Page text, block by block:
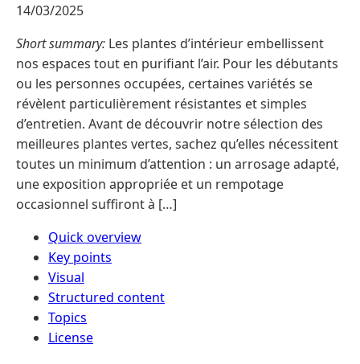
14/03/2025
Short summary: Les plantes d’intérieur embellissent
nos espaces tout en purifiant l’air. Pour les débutants
ou les personnes occupées, certaines variétés se
révèlent particulièrement résistantes et simples
d’entretien. Avant de découvrir notre sélection des
meilleures plantes vertes, sachez qu’elles nécessitent
toutes un minimum d’attention : un arrosage adapté,
une exposition appropriée et un rempotage
occasionnel suffiront à […]
Quick overview
Key points
Visual
Structured content
Topics
License